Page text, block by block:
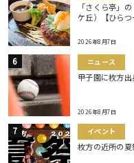
「さくら亭」
ケ丘）【ひらつ
2026年8月7日
ニュース
甲子園に枚方
2026年8月7日
イベント
枚方の近所の夏